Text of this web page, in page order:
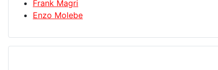
Frank Magri
Enzo Molebe